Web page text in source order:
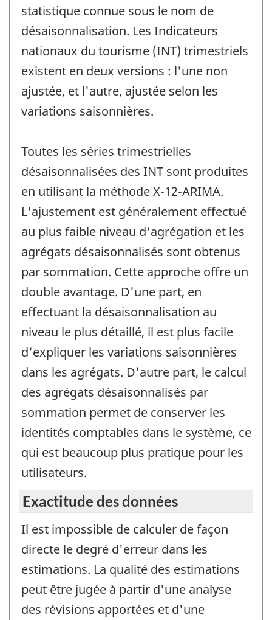
statistique connue sous le nom de
désaisonnalisation. Les Indicateurs
nationaux du tourisme (INT) trimestriels
existent en deux versions : l'une non
ajustée, et l'autre, ajustée selon les
variations saisonnières.
Toutes les séries trimestrielles
désaisonnalisées des INT sont produites
en utilisant la méthode X-12-ARIMA.
L'ajustement est généralement effectué
au plus faible niveau d'agrégation et les
agrégats désaisonnalisés sont obtenus
par sommation. Cette approche offre un
double avantage. D'une part, en
effectuant la désaisonnalisation au
niveau le plus détaillé, il est plus facile
d'expliquer les variations saisonnières
dans les agrégats. D'autre part, le calcul
des agrégats désaisonnalisés par
sommation permet de conserver les
identités comptables dans le système, ce
qui est beaucoup plus pratique pour les
utilisateurs.
Exactitude des données
Il est impossible de calculer de façon
directe le degré d'erreur dans les
estimations. La qualité des estimations
peut être jugée à partir d'une analyse
des révisions apportées et d'une